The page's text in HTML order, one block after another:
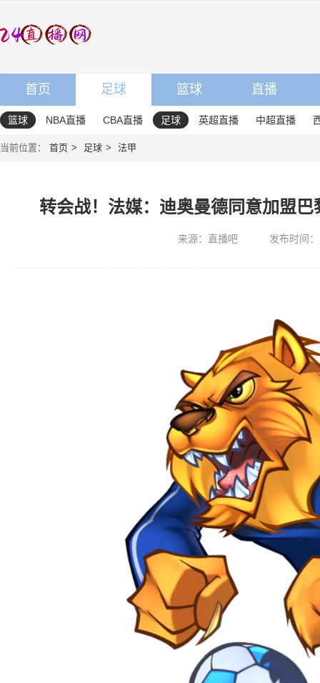
首页 足球 篮球 直播
篮球 NBA直播 CBA直播 足球 英超直播 中超直播
当前位置： 首页 足球 法甲
转会战！法媒：迪奥曼德同意加盟
来源：直播吧 发布时间